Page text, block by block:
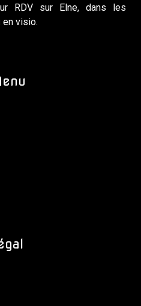
RDV sur Elne, dans les
en visio.